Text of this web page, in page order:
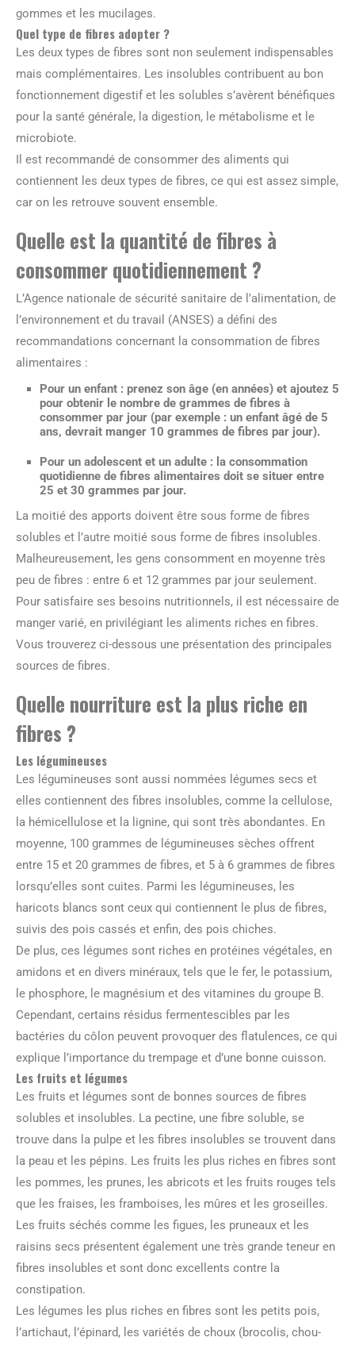
gommes et les mucilages.
Quel type de fibres adopter ?
Les deux types de fibres sont non seulement indispensables
mais complémentaires. Les insolubles contribuent au bon
fonctionnement digestif et les solubles s’avèrent bénéfiques
pour la santé générale, la digestion, le métabolisme et le
microbiote.
Il est recommandé de consommer des aliments qui
contiennent les deux types de fibres, ce qui est assez simple,
car on les retrouve souvent ensemble.
Quelle est la quantité de fibres à
consommer quotidiennement ?
L’Agence nationale de sécurité sanitaire de l’alimentation, de
l’environnement et du travail (ANSES) a défini des
recommandations concernant la consommation de fibres
alimentaires :
Pour un enfant : prenez son âge (en années) et ajoutez 5
pour obtenir le nombre de grammes de fibres à
consommer par jour (par exemple : un enfant âgé de 5
ans, devrait manger 10 grammes de fibres par jour).
Pour un adolescent et un adulte : la consommation
quotidienne de fibres alimentaires doit se situer entre
25 et 30 grammes par jour.
La moitié des apports doivent être sous forme de fibres
solubles et l’autre moitié sous forme de fibres insolubles.
Malheureusement, les gens consomment en moyenne très
peu de fibres : entre 6 et 12 grammes par jour seulement.
Pour satisfaire ses besoins nutritionnels, il est nécessaire de
manger varié, en privilégiant les aliments riches en fibres.
Vous trouverez ci-dessous une présentation des principales
sources de fibres.
Quelle nourriture est la plus riche en
fibres ?
Les légumineuses
Les légumineuses sont aussi nommées légumes secs et
elles contiennent des fibres insolubles, comme la cellulose,
la hémicellulose et la lignine, qui sont très abondantes. En
moyenne, 100 grammes de légumineuses sèches offrent
entre 15 et 20 grammes de fibres, et 5 à 6 grammes de fibres
lorsqu’elles sont cuites. Parmi les légumineuses, les
haricots blancs sont ceux qui contiennent le plus de fibres,
suivis des pois cassés et enfin, des pois chiches.
De plus, ces légumes sont riches en protéines végétales, en
amidons et en divers minéraux, tels que le fer, le potassium,
le phosphore, le magnésium et des vitamines du groupe B.
Cependant, certains résidus fermentescibles par les
bactéries du côlon peuvent provoquer des flatulences, ce qui
explique l’importance du trempage et d’une bonne cuisson.
Les fruits et légumes
Les fruits et légumes sont de bonnes sources de fibres
solubles et insolubles. La pectine, une fibre soluble, se
trouve dans la pulpe et les fibres insolubles se trouvent dans
la peau et les pépins. Les fruits les plus riches en fibres sont
les pommes, les prunes, les abricots et les fruits rouges tels
que les fraises, les framboises, les mûres et les groseilles.
Les fruits séchés comme les figues, les pruneaux et les
raisins secs présentent également une très grande teneur en
fibres insolubles et sont donc excellents contre la
constipation.
Les légumes les plus riches en fibres sont les petits pois,
l’artichaut, l’épinard, les variétés de choux (brocolis, chou-